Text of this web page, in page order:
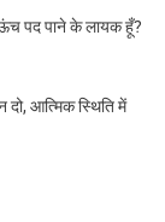
ऊंच पद पाने के लायक हूँ?
दो, आत्मिक स्थिति में